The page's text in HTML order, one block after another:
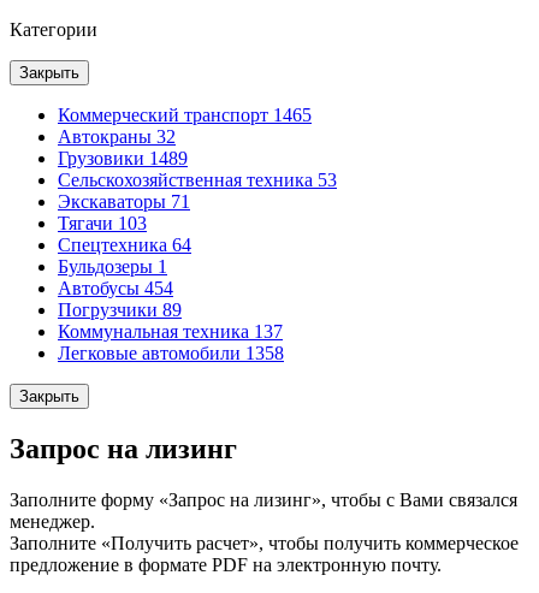
Категории
Закрыть
Коммерческий транспорт 1465
Автокраны 32
Грузовики 1489
Сельскохозяйственная техника 53
Экскаваторы 71
Тягачи 103
Спецтехника 64
Бульдозеры 1
Автобусы 454
Погрузчики 89
Коммунальная техника 137
Легковые автомобили 1358
Закрыть
Запрос на лизинг
Заполните форму «Запрос на лизинг», чтобы с Вами связался
менеджер.
Заполните «Получить расчет», чтобы получить коммерческое
предложение в формате PDF на электронную почту.